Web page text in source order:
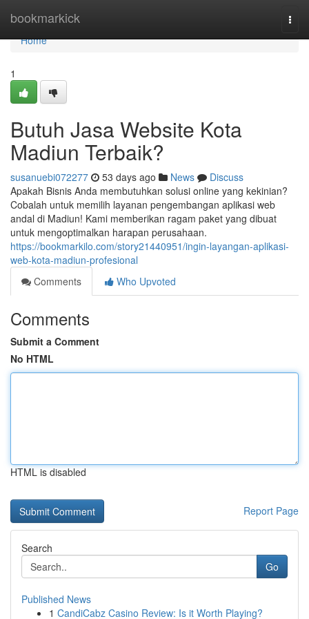
bookmarkick
Home
Home
1
Butuh Jasa Website Kota
Madiun Terbaik?
susanuebi072277 53 days ago News
Discuss
Apakah Bisnis Anda membutuhkan solusi online yang kekinian?
Cobalah untuk memilih layanan pengembangan aplikasi web
andal di Madiun! Kami memberikan ragam paket yang dibuat
untuk mengoptimalkan harapan perusahaan.
https://bookmarkilo.com/story21440951/ingin-layangan-aplikasi-
web-kota-madiun-profesional
Comments
Who Upvoted
Comments
Submit a Comment
No HTML
HTML is disabled
Report Page
Search
Go
Published News
1 CandiCabz Casino Review: Is it Worth Playing?